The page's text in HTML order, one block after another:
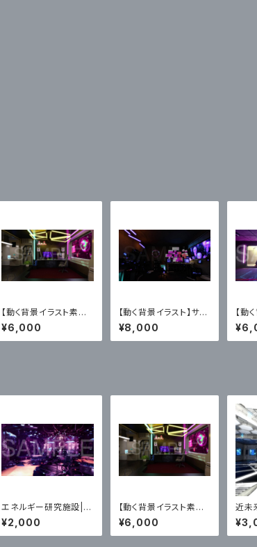
【動く背景イラスト素材】
サイバーなゲーミングP
Cマイ・ルーム（ループ映
像MP4、ダーク・ライト
¥6,000
【動く背景イラスト】サイ
バーパンク・マイPCル
ーム（ループ映像MP4）
¥8,000
【動
バー
A（
エネルギー研究施設|近
未来アニメ風イラスト
¥2,000
【動く背景イラスト素材】
サイバーなゲーミングP
Cマイ・ルーム（ループ映
像MP4、ダーク・ライト
¥6,000
近未
ット
利用